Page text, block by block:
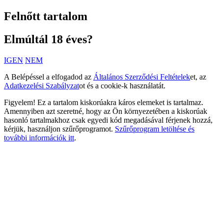
Felnőtt tartalom
Elmúltál 18 éves?
IGEN NEM
A Belépéssel a elfogadod az Általános Szerződési Feltételeket, az
Adatkezelési Szabályzatot és a cookie-k használatát.
Figyelem! Ez a tartalom kiskorúakra káros elemeket is tartalmaz.
Amennyiben azt szeretné, hogy az Ön környezetében a kiskorúak
hasonló tartalmakhoz csak egyedi kód megadásával férjenek hozzá,
kérjük, használjon szűrőprogramot. Szűrőprogram letöltése és
további információk itt.